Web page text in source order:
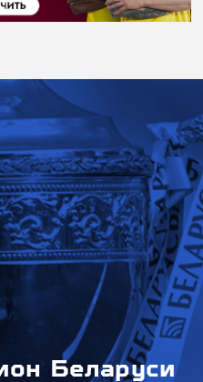
Беларуси